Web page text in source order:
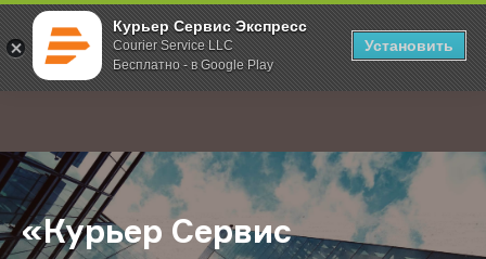
Курьер Сервис Экспресс
Courier Service LLC
Бесплатно - в Google Play
Установить
; Главная О компании Новости «Курьер Сервис Экспресс» будет
«Курьер Сервис